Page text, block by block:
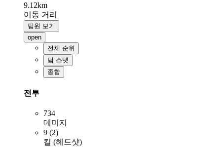
9.12km
이동 거리
팀원 보기
open
전체 순위
팀 스탯
종합
전투
734
데미지
9 (2)
킬 (헤드샷)